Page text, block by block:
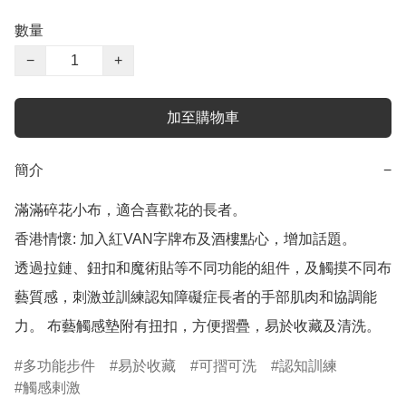
數量
−
+
加至購物車
簡介 −
滿滿碎花小布，適合喜歡花的長者。
香港情懷: 加入紅VAN字牌布及酒樓點心，增加話題。
透過拉鏈、鈕扣和魔術貼等不同功能的組件，及觸摸不同布
藝質感，刺激並訓練認知障礙症長者的手部肌肉和協調能
力。 布藝觸感墊附有扭扣，方便摺疊，易於收藏及清洗。
多功能步件 易於收藏 可摺可洗
認知訓練
觸感剌激